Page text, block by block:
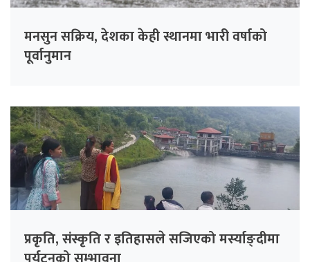
मनसुन सक्रिय, देशका केही स्थानमा भारी वर्षाको
पूर्वानुमान
प्रकृति, संस्कृति र इतिहासले सजिएको मर्स्याङ्दीमा